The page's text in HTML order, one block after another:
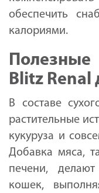
обеспечить
калориями.
Blitz Renal
В составе
растительные
кукуруза и
Добавка мяса,
печени,
кошек,